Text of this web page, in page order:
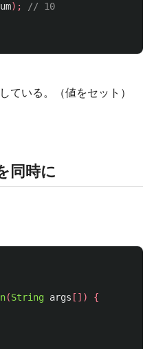
);
// 10
ている。（値をセット）
同時に
(String args [])
{